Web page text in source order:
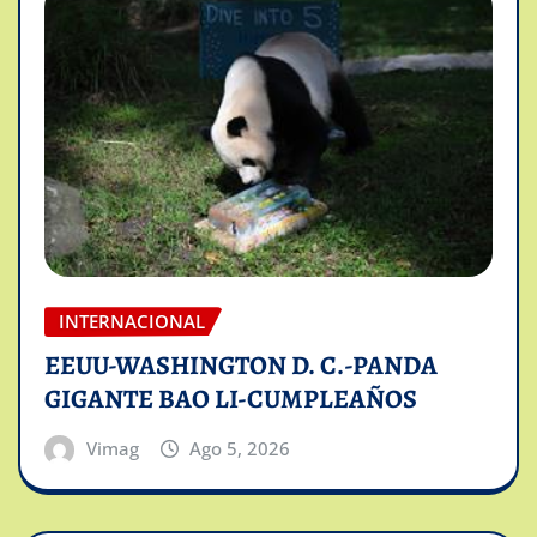
INTERNACIONAL
EEUU-WASHINGTON D. C.-PANDA
GIGANTE BAO LI-CUMPLEAÑOS
Vimag Ago 5, 2026